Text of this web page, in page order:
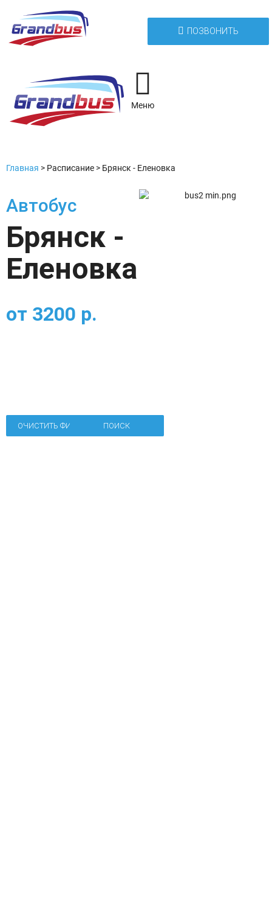
ПОЗВОНИТЬ
Меню
Главная > Расписание > Брянск - Еленовка
Автобус
Брянск -
Еленовка
от 3200 р.
ОЧИСТИТЬ ФИЛЬТР ПОИСК